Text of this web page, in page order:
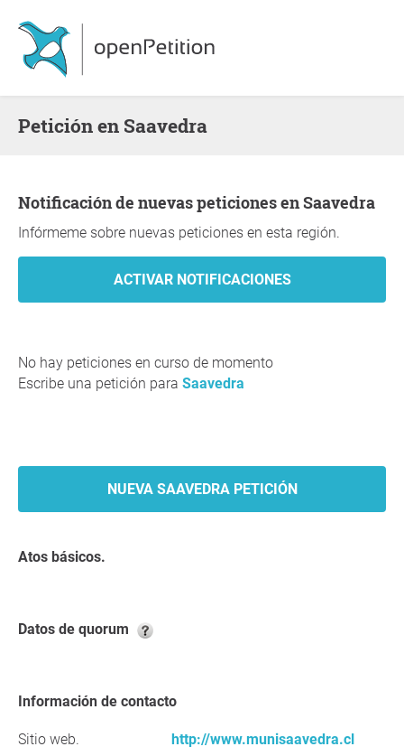
Petición en Saavedra
Notificación de nuevas peticiones en Saavedra
Infórmeme sobre nuevas peticiones en esta región.
No hay peticiones en curso de momento
Escribe una petición para Saavedra
NUEVA SAAVEDRA PETICIÓN
Atos básicos.
Datos de quorum
Información de contacto
Sitio web. http://www.munisaavedra.cl